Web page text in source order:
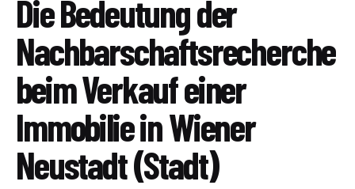
Die Bedeutung der
Nachbarschaftsrecherche
beim Verkauf einer
Immobilie in Wiener
Neustadt (Stadt)